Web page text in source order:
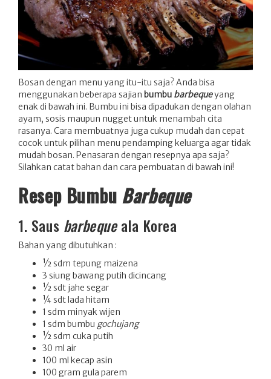
Bosan dengan menu yang itu-itu saja? Anda bisa
menggunakan beberapa sajian bumbu barbequeyang
enak di bawah ini. Bumbu ini bisa dipadukan dengan olahan
ayam, sosis maupun nugget untuk menambah cita
rasanya. Cara membuatnya juga cukup mudah dan cepat
cocok untuk pilihan menu pendamping keluarga agar tidak
mudah bosan. Penasaran dengan resepnya apa saja?
Silahkan catat bahan dan cara pembuatan di bawah ini!
Resep Bumbu Barbeque
1. Saus barbequeala Korea
Bahan yang dibutuhkan :
½ sdm tepung maizena
3 siung bawang putih dicincang
½ sdt jahe segar
¼ sdt lada hitam
1 sdm minyak wijen
1 sdm bumbu gochujang
½ sdm cuka putih
30 ml air
100 ml kecap asin
100 gram gula parem